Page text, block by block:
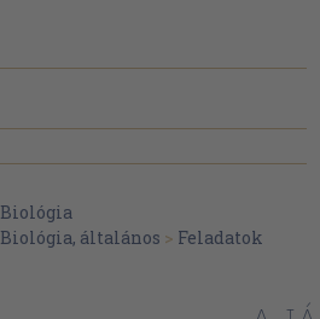
Biológia
Biológia, általános > Feladatok